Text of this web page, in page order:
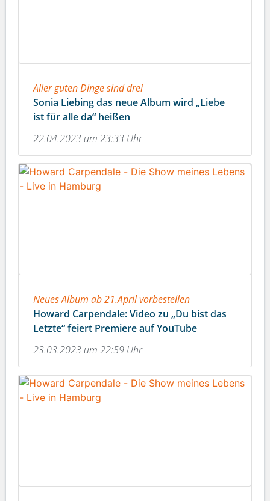
Aller guten Dinge sind drei
Sonia Liebing das neue Album wird „Liebe
ist für alle da“ heißen
22.04.2023 um 23:33 Uhr
Neues Album ab 21.April vorbestellen
Howard Carpendale: Video zu „Du bist das
Letzte“ feiert Premiere auf YouTube
23.03.2023 um 22:59 Uhr